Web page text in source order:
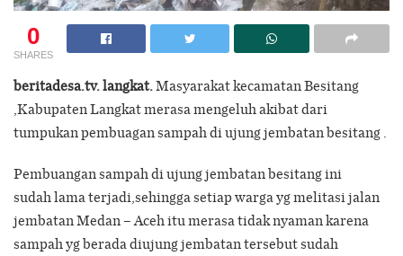
0
SHARES
beritadesa.tv. langkat.Masyarakat kecamatan Besitang
,Kabupaten Langkat merasa mengeluh akibat dari
tumpukan pembuagan sampah di ujung jembatan besitang .
Pembuangan sampah di ujung jembatan besitang ini
sudah lama terjadi,sehingga setiap warga yg melitasi jalan
jembatan Medan – Aceh itu merasa tidak nyaman karena
sampah yg berada diujung jembatan tersebut sudah